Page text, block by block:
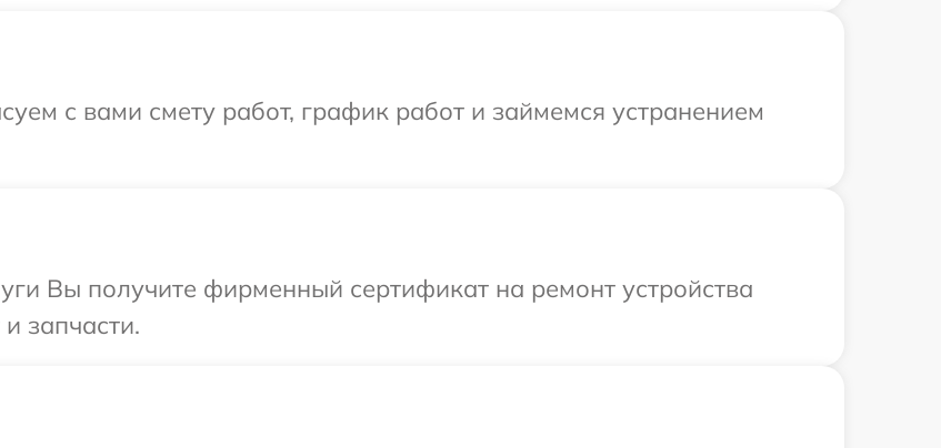
с вами смету работ, график работ и займемся устранением
Вы получите фирменный сертификат на ремонт устройства
запчасти.